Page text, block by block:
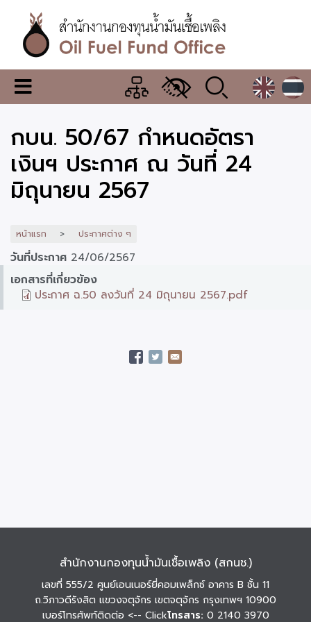
เนื้อหา
หลักสำนักงาน
กองทุน
น้ำมัน
เชื้อ
เพลิง
เมนู
เปลี่ยน
แสดง
ผล
กบน. 50/67 กำหนดอัตรา
เงินฯ ประกาศ ณ วันที่ 24
มิถุนายน 2567
หน้าแรก ประกาศต่าง ๆ
วันที่ประกาศ 24/06/2567
เอกสารที่เกี่ยวข้อง
ประกาศ ฉ.50 ลงวันที่ 24 มิถุนายน 2567.pdf
สำนักงานกองทุนน้ำมันเชื้อเพลิง (สกนช.)
เลขที่ 555/2 ศูนย์เอนเนอร์ยี่คอมเพล็กซ์ อาคาร B ชั้น 11
ถ.วิภาวดีรังสิต แขวงจตุจักร เขตจตุจักร กรุงเทพฯ 10900
เบอร์โทรศัพท์ติดต่อ <-- Clickโทรสาร: 0 2140 3970